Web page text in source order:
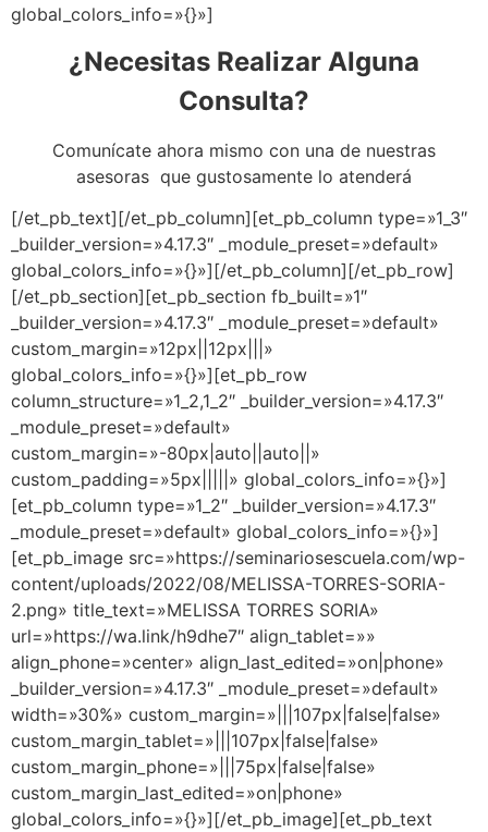
global_colors_info=»{}»]
¿Necesitas Realizar Alguna
Consulta?
Comunícate ahora mismo con una de nuestras
asesoras que gustosamente lo atenderá
[/et_pb_text][/et_pb_column][et_pb_column type=»1_3″
_builder_version=»4.17.3″ _module_preset=»default»
global_colors_info=»{}»][/et_pb_column][/et_pb_row]
[/et_pb_section][et_pb_section fb_built=»1″
_builder_version=»4.17.3″ _module_preset=»default»
custom_margin=»12px||12px|||»
global_colors_info=»{}»][et_pb_row
column_structure=»1_2,1_2″ _builder_version=»4.17.3″
_module_preset=»default»
custom_margin=»-80px|auto||auto||»
custom_padding=»5px|||||» global_colors_info=»{}»]
[et_pb_column type=»1_2″ _builder_version=»4.17.3″
_module_preset=»default» global_colors_info=»{}»]
[et_pb_image src=»https://seminariosescuela.com/wp-
content/uploads/2022/08/MELISSA-TORRES-SORIA-
2.png» title_text=»MELISSA TORRES SORIA»
url=»https://wa.link/h9dhe7″ align_tablet=»»
align_phone=»center» align_last_edited=»on|phone»
_builder_version=»4.17.3″ _module_preset=»default»
width=»30%» custom_margin=»|||107px|false|false»
custom_margin_tablet=»|||107px|false|false»
custom_margin_phone=»|||75px|false|false»
custom_margin_last_edited=»on|phone»
global_colors_info=»{}»][/et_pb_image][et_pb_text